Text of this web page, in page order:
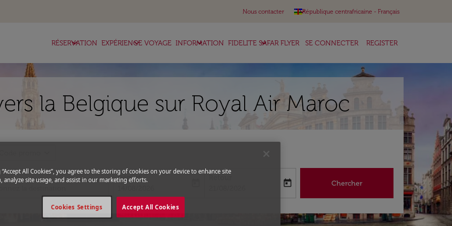
Nous contacter République centrafricaine - Français
keyboard_arrow_down
RÉSERVATION
keyboard_arrow_down EXPÉRIENCE VOYAGE
keyboard_arrow_down INFORMATION
keyboard_arrow_down FIDELITE SAFAR FLYER
keyboard_arrow_down SE CONNECTER REGISTER
la Belgique sur Royal Air Maroc
Départ
fc-booking-return-date-aria-label
today Chercher
“Accept All Cookies”, you agree to the storing of cookies on your device to enhance site
analyze site usage, and assist in our marketing efforts.
Accept All Cookies
Cookies Settings